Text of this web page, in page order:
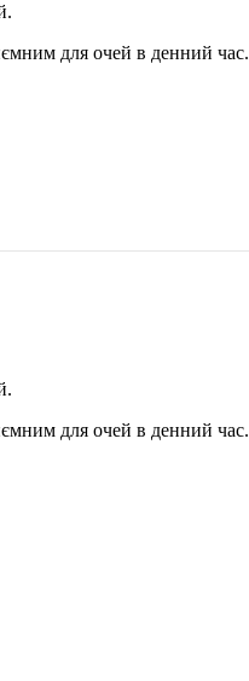
для очей в денний час.
для очей в денний час.